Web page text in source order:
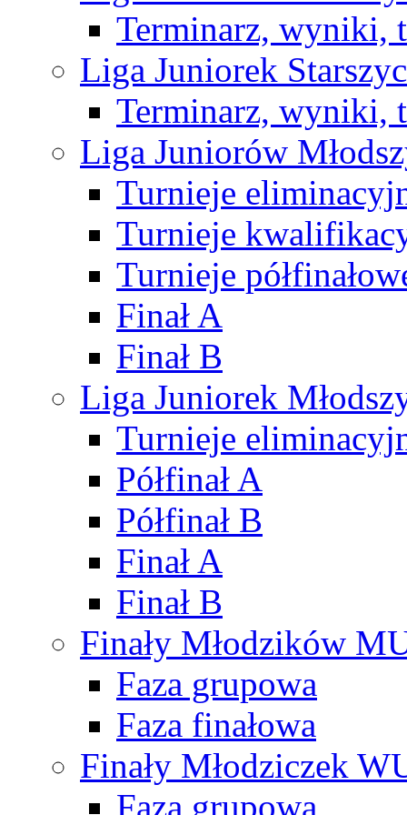
Terminarz, wyniki,
Liga Juniorek
Terminarz, wyniki,
Liga Juniorów
Turnieje
Turnieje
Turnieje
Finał A
Finał B
Liga Juniorek
Turnieje
Półfinał A
Półfinał B
Finał A
Finał B
Finały Młodzików
Faza grupowa
Faza finałowa
Finały Młodziczek
Faza grupowa